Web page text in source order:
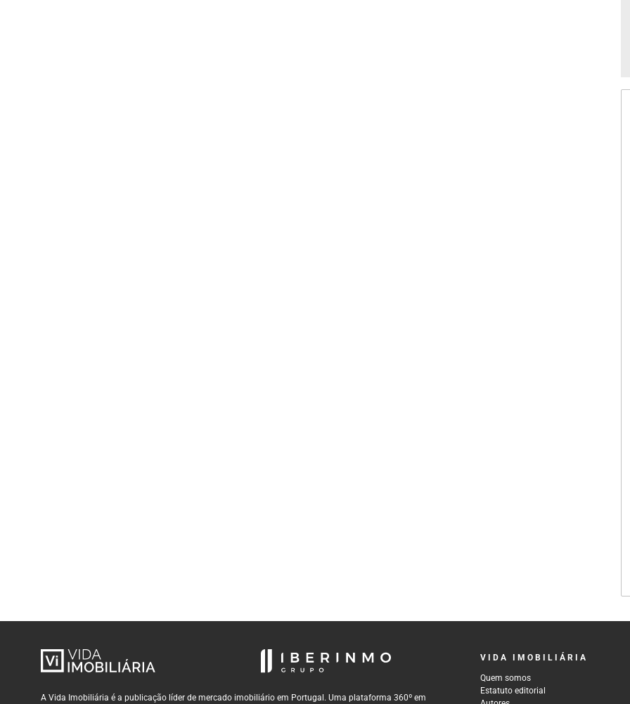
A Vida Imobiliária é a publicação líder de mercado imobiliário em Portugal. Uma plataforma 360º em
VIDA IMOBILIÁRIA
Quem somos
Estatuto editorial